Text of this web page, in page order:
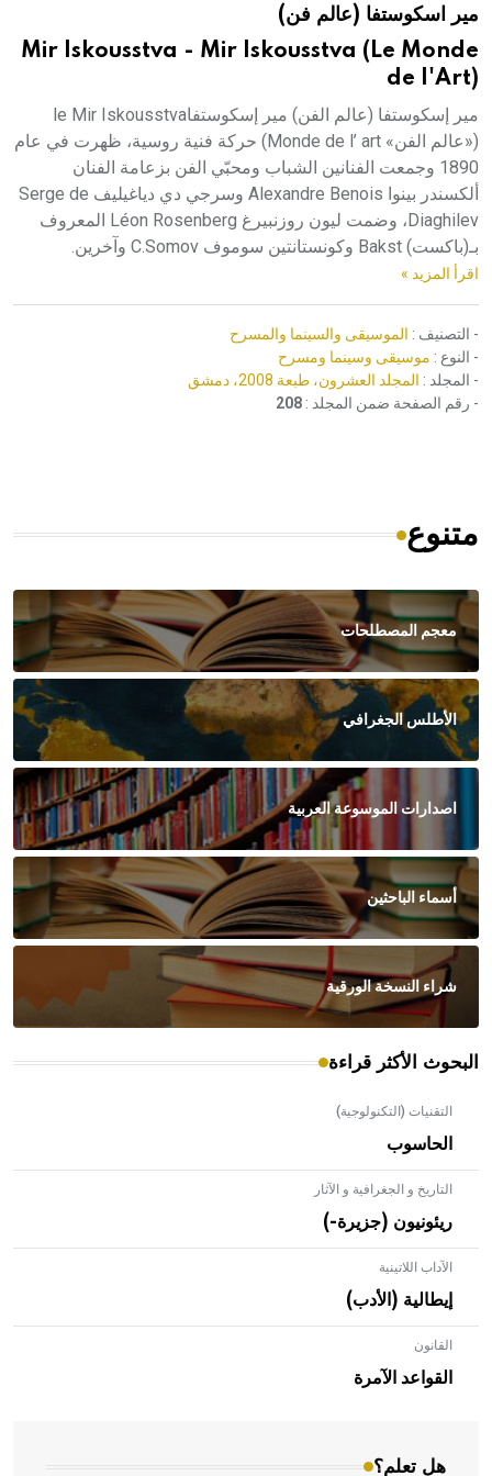
هيئة الموسوعة العربية تطلق موسوعات جديدة في عام 2026
مير اسكوستفا (عالم فن)
Mir Iskousstva - Mir Iskousstva (Le Monde
de l'Art)
مير إسكوستفا (عالم الفن) مير إسكوستفاle Mir Iskousstva
(«عالم الفن» Monde de l’ art) حركة فنية روسية، ظهرت في عام
1890 وجمعت الفنانين الشباب ومحبّي الفن بزعامة الفنان
ألكسندر بينوا Alexandre Benois وسرجي دي دياغيليف Serge de
Diaghilev، وضمت ليون روزنبيرغ Léon Rosenberg المعروف
بـ(باكست) Bakst وكونستانتين سوموف C.Somov وآخرين.
اقرأ المزيد »
- التصنيف : الموسيقى والسينما والمسرح
- النوع : موسيقى وسينما ومسرح
- المجلد : المجلد العشرون، طبعة 2008، دمشق
- رقم الصفحة ضمن المجلد : 208
متنوع
معجم المصطلحات
الأطلس الجغرافي
اصدارات الموسوعة العربية
أسماء الباحثين
شراء النسخة الورقية
البحوث الأكثر قراءة
التقنيات (التكنولوجية)
الحاسوب
التاريخ و الجغرافية و الآثار
ريئونيون (جزيرة-)
الآداب اللاتينية
إيطالية (الأدب)
القانون
القواعد الآمرة
هل تعلم؟
- هل تعلم أن الأبلق نوع من الفنون الهندسية التي ارتبطت
بالعمارة الإسلامية في بلاد الشام ومصر خاصة، حيث يحرص
المعمار على بناء مداميكه وخاصة في الواجهات